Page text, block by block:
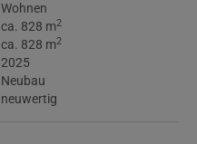
Wohnen
ca. 828 m2
ca. 828 m2
2025
Neubau
neuwertig